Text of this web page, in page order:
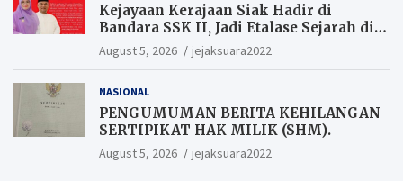
Kejayaan Kerajaan Siak Hadir di
Bandara SSK II, Jadi Etalase Sejarah di
Gerbang Riau
August 5, 2026 jejaksuara2022
NASIONAL
PENGUMUMAN BERITA KEHILANGAN
SERTIPIKAT HAK MILIK (SHM).
August 5, 2026 jejaksuara2022